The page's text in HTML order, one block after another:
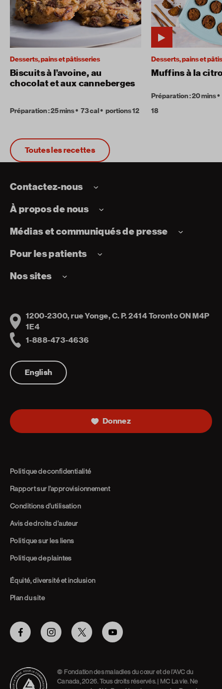
Desserts, pains et pâtisseries
Biscuits à l’avoine, au
chocolat et aux canneberges
Préparation : 25 mins 73 cal portions 12
Desserts, pains et
Muffins à la
Préparation : 20 mins
18
Toutes les recettes
Contactez-nous
À propos de nous
Médias et communiqués de presse
Pour les patients
Nos sites
Address
1200-2300, rue Yonge, C. P. 2414 Toronto ON M4P
1E4
1-888-473-4636
English
Donnez
Politique de confidentialité
Rapport sur l’approvisionnement
Conditions d’utilisation
Avis de droits d’auteur
Politique sur les liens
Politique de plaintes
Équité, diversité et inclusion
Plan du site
FacebookInstagramTwitter Youtube
© Fondation des maladies du cœur et de l’AVC du
Canada, 2026. Tous droits réservés. | MC La vie. Ne